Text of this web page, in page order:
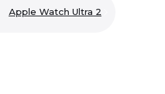
Apple Watch Ultra 2